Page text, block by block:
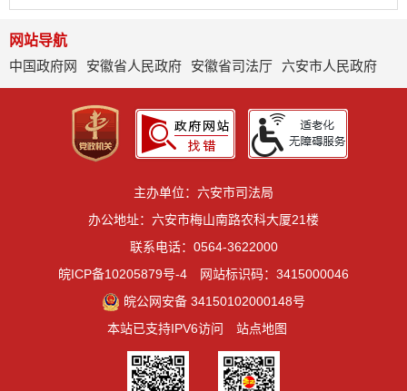
网站导航
中国政府网
安徽省人民政府 安徽省司法厅 六安市人民政府
主办单位：六安市司法局
办公地址：六安市梅山南路农科大厦21楼
联系电话：0564-3622000
皖ICP备10205879号-4
网站标识码：3415000046
皖公网安备 34150102000148号
本站已支持IPV6访问
站点地图